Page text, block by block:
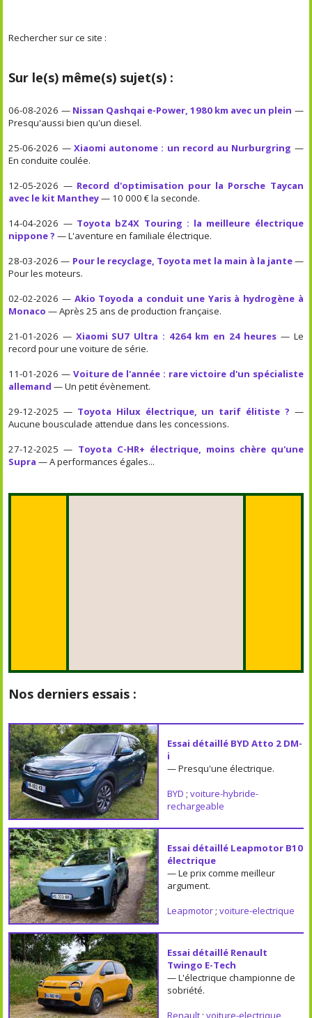
Rechercher sur ce site :
Sur le(s) même(s) sujet(s) :
06-08-2026 — Nissan Qashqai e-Power, 1980 km avec un plein —
Presqu'aussi bien qu'un diesel.
25-06-2026 — Xiaomi autonome : un record au Nurburgring —
En conduite coulée.
12-05-2026 — Record d'optimisation pour la Porsche Taycan
avec le kit Manthey— 10 000 € la seconde.
14-04-2026 — Toyota bZ4X Touring : la meilleure électrique
nippone ? — L'aventure en familiale électrique.
28-03-2026 — Pour le recyclage, Toyota met la main à la jante—
Pour les moteurs.
02-02-2026 — Akio Toyoda a conduit une Yaris à hydrogène à
Monaco — Après 25 ans de production française.
21-01-2026 — Xiaomi SU7 Ultra : 4264 km en 24 heures — Le
record pour une voiture de série.
11-01-2026 — Voiture de l'année : rare victoire d'un spécialiste
allemand — Un petit évènement.
29-12-2025 — Toyota Hilux électrique, un tarif élitiste ? —
Aucune bousculade attendue dans les concessions.
27-12-2025 — Toyota C-HR+ électrique, moins chère qu'une
Supra — A performances égales...
Nos derniers essais :
Essai détaillé BYD Atto 2 DM-
i
— Presqu'une électrique.
BYD ; voiture-hybride-
rechargeable
Essai détaillé Leapmotor B10
électrique
— Le prix comme meilleur
argument.
Leapmotor; voiture-electrique
Essai détaillé Renault
Twingo E-Tech
— L'électrique championne de
sobriété.
Renault ; voiture-electrique